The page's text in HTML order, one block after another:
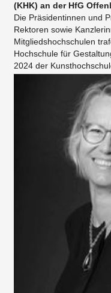
(KHK) an der HfG
Die Präsidentinnen und
Rektoren sowie
Mitgliedshochschulen
Hochschule für
2024 der